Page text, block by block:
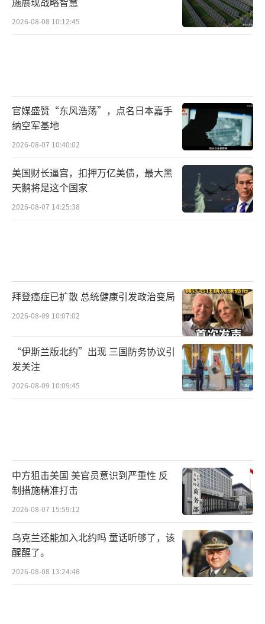
2026-08-08 10:12:45
官媒盛赞“东风浩荡”，点名日本嘉手
纳空军基地
2026-08-07 10:40:02
美国财长逼宫，扣押万亿美债，最大黑
天鹅将是这个国家
2026-08-07 14:25:38
拜登癌症已扩散 总统健康引发政治变局
2026-08-09 10:07:02
“伊斯兰版北约”出现 三国防务协议引
发关注
2026-08-09 10:09:45
中方狙击美国 美官员意识到严重性 反
制措施精准打击
2026-08-07 15:59:12
乌克兰还能加入北约吗 童话听够了，该
醒醒了。
2026-08-08 13:24:48